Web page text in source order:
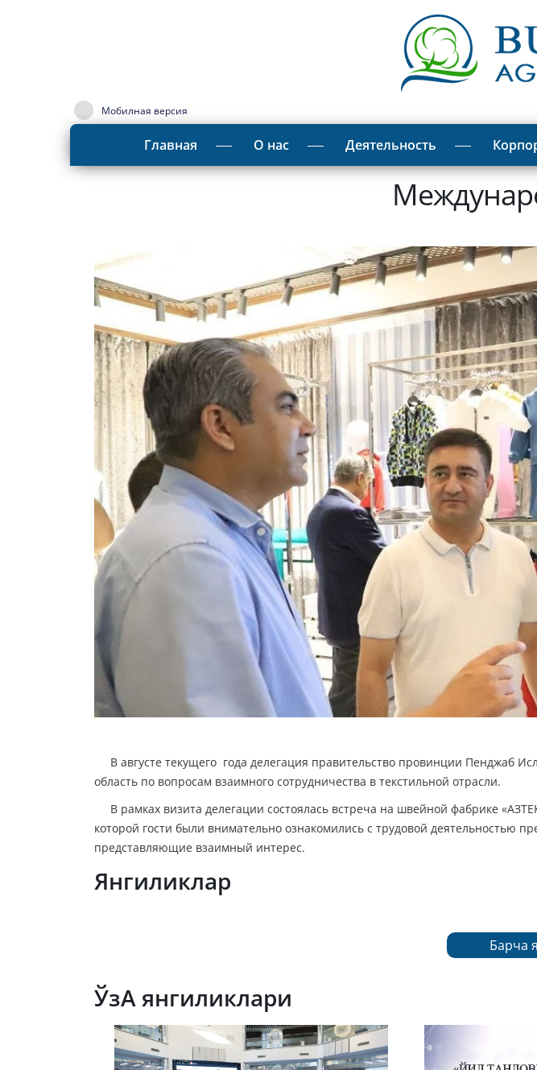
Мобилная версия
Главная О нас Деятельность
В августе текущего года делегация правительство провинции Пенджаб
область по вопросам взаимного сотрудничества в текстильной отрасли.
В рамках визита делегации состоялась встреча на швейной фабрике
которой гости были внимательно ознакомились с трудовой
представляющие взаимный интерес.
Янгиликлар
Барча
ЎзА янгиликлари